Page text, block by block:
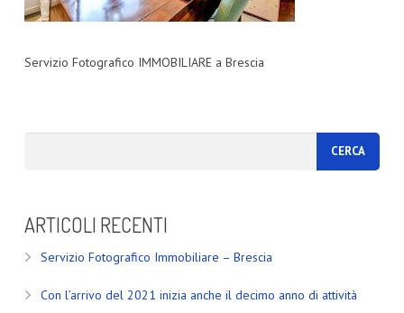
Servizio Fotografico IMMOBILIARE a Brescia
ARTICOLI RECENTI
Servizio Fotografico Immobiliare – Brescia
Con l’arrivo del 2021 inizia anche il decimo anno di attività